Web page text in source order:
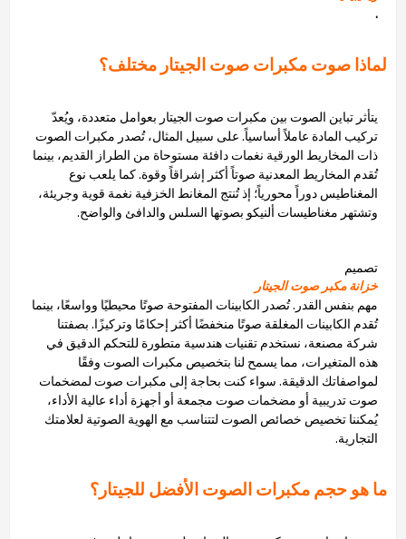
.
لماذا صوت مكبرات صوت الجيتار مختلف؟
يتأثر تباين الصوت بين مكبرات صوت الجيتار بعوامل متعددة، ويُعدّ
تركيب المادة عاملاً أساسياً. على سبيل المثال، تُصدر مكبرات الصوت
ذات المخاريط الورقية نغمات دافئة مستوحاة من الطراز القديم، بينما
تُقدم المخاريط المعدنية صوتاً أكثر إشراقاً وقوة. كما يلعب نوع
المغناطيس دوراً محورياً؛ إذ تُنتج المغانط الخزفية نغمة قوية وجريئة،
وتشتهر مغناطيسات ألنيكو بصوتها السلس والدافئ والواضح.
تصميم
خزانة مكبر صوت الجيتار
مهم بنفس القدر. تُصدر الكابينات المفتوحة صوتًا محيطيًا وواسعًا، بينما
تُقدم الكابينات المغلقة صوتًا منخفضًا أكثر إحكامًا وتركيزًا. بصفتنا
شركة مصنعة، نستخدم تقنيات هندسية متطورة للتحكم الدقيق في
هذه المتغيرات، مما يسمح لنا بتخصيص مكبرات الصوت وفقًا
لمواصفاتك الدقيقة. سواء كنت بحاجة إلى مكبرات صوت لمضخمات
صوت تدريبية أو مضخمات صوت مجمعة أو أجهزة أداء عالية الأداء،
يُمكننا تخصيص خصائص الصوت لتتناسب مع الهوية الصوتية لعلامتك
التجارية.
ما هو حجم مكبرات الصوت الأفضل للجيتار؟